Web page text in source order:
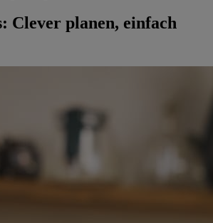
Clever planen, einfach